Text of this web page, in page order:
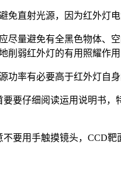
免直射光源，因为红外灯
尽量避免有全黑色物体、
削弱红外灯的有用照耀作用
功率有必要高于红外灯自
要要仔细阅读运用说明书
不要用手触摸镜头，CCD靶